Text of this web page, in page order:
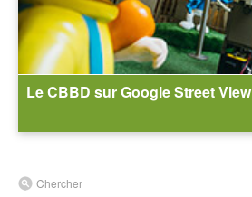
Le CBBD sur Google Street View
Chercher